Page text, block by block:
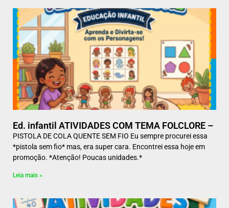
Ed. infantil ATIVIDADES COM TEMA FOLCLORE –
PISTOLA DE COLA QUENTE SEM FIO Eu sempre procurei essa
*pistola sem fio* mas, era super cara. Encontrei essa hoje em
promoção. *Atenção! Poucas unidades.*
Leia mais »